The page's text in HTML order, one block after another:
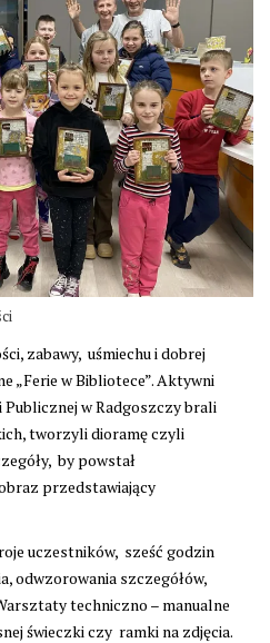
zabawy, uśmiechu i dobrej
„Ferie w Bibliotece”. Aktywni
w Radgoszczy brali
tworzyli dioramę czyli
by powstał
przedstawiający
uczestników, sześć godzin
odwzorowania szczegółów,
techniczno – manualne
świeczki czy ramki na zdjęcia.